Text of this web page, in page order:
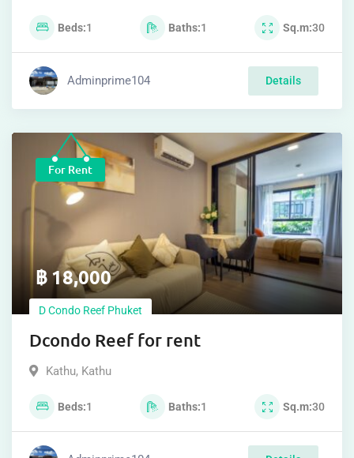
Beds 1 Baths 1 Sq.m 30
Adminprime104 Details
For Rent
฿18,000
D Condo Reef Phuket
Dcondo Reef for rent
Kathu, Kathu
Beds 1 Baths 1 Sq.m 30